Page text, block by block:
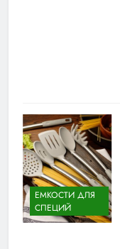
ЕМКОСТИ ДЛЯ
СПЕЦИЙ